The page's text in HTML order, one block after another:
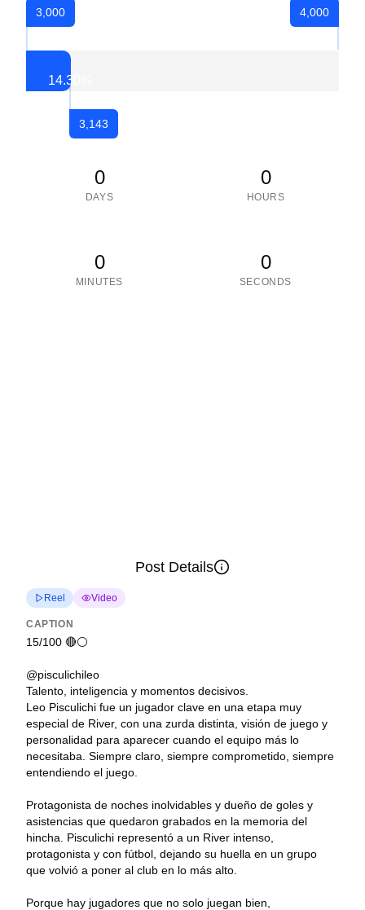
3,000
14.30
3,143
4,000
0
DAYS
0
HOURS
0
MINUTES
0
SECONDS
Post Details
Reel Video
CAPTION
15/100 🔴⚪
@pisculichileo
Talento, inteligencia y momentos decisivos.
Leo Pisculichi fue un jugador clave en una etapa muy
especial de River, con una zurda distinta, visión de juego y
personalidad para aparecer cuando el equipo más lo
necesitaba. Siempre claro, siempre comprometido, siempre
entendiendo el juego.
Protagonista de noches inolvidables y dueño de goles y
asistencias que quedaron grabados en la memoria del
hincha. Pisculichi representó a un River intenso,
protagonista y con fútbol, dejando su huella en un grupo
que volvió a poner al club en lo más alto.
Porque hay jugadores que no solo juegan bien,